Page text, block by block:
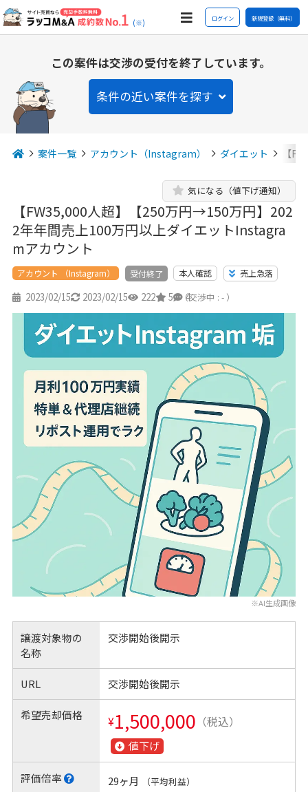
(※) ログイン 新規登録（無料）
この案件は交渉の受付を終了しています。
条件の近い案件を探す
案件一覧 アカウント（Instagram） ダイエット 【
【FW35,000人超】【250万円→150万円】202
2年年間売上100万円以上ダイエットInstagra
mアカウント
気になる（値下げ通知）
アカウント （Instagram） 受付終了 本人確認 売上急落
2023/02/15 2023/02/15 222 5 4
（交渉中 : - ）
※AI生成画像
譲渡対象物の
名称
交渉開始後開示
URL 交渉開始後開示
希望売却価格 ¥1,500,000 （税込）
値下げ
評価倍率 29ヶ月 （平均利益）